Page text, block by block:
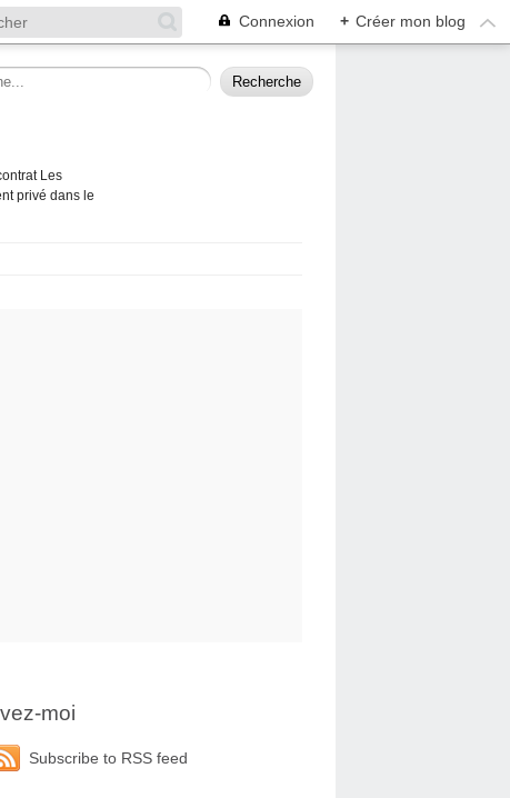
Connexion + Créer mon blog
Les
privé dans le
moi
Subscribe to RSS feed